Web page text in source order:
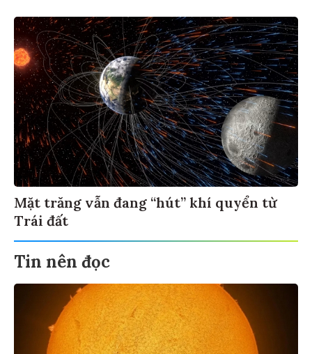
Mặt trăng vẫn đang “hút” khí quyển từ
Trái đất
Tin nên đọc